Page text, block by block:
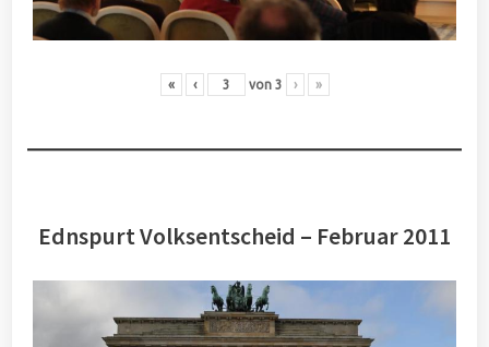
« ‹ von 3 › »
Ednspurt Volksentscheid – Februar 2011